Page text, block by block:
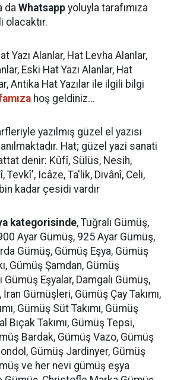
da Whatsapp yoluyla tarafımıza
olacaktır.
Yazı Alanlar, Hat Levha Alanlar,
Eski Hat Yazı Alanlar, Hat
Antika Hat Yazılar ile ilgili bilgi
hoş geldiniz...
yazılmış güzel el yazısı
Hat; güzel yazi sanati
denir: Kûfî, Sülüs, Nesih,
Tevkî', Icâze, Ta'lik, Divânî, Celi,
kadar çesidi vardır
kategorisinde, Tuğralı Gümüş,
Ayar Gümüş, 925 Ayar Gümüş,
Gümüş, Gümüş Eşya, Gümüş
Gümüş Şamdan, Gümüş
Eşyalar, Damgalı Gümüş,
Gümüşleri, Gümüş Çay Takımı,
Gümüş Süt Takımı, Gümüş
Bıçak Takımı, Gümüş Tepsi,
Bardak, Gümüş Vazo, Gümüş
Gümüş Jardinyer, Gümüş
ve her nevi gümüş eşya